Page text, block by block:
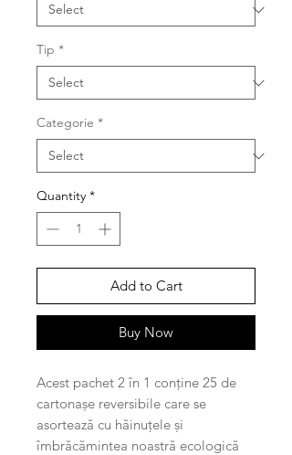
Tip *
Categorie *
Quantity *
Add to Cart
Buy Now
Acest pachet 2 în 1 conține 25 de
cartonașe reversibile care se
asortează cu hăinuțele și
îmbrăcămintea noastră ecologică